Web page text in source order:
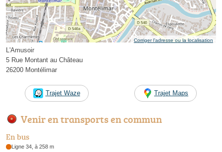
Corriger l’adresse ou la localisation
L'Amusoir
5 Rue Montant au Château
26200 Montélimar
Trajet Waze Trajet Maps
Venir en transports en commun
En bus
Ligne 34, à 258 m